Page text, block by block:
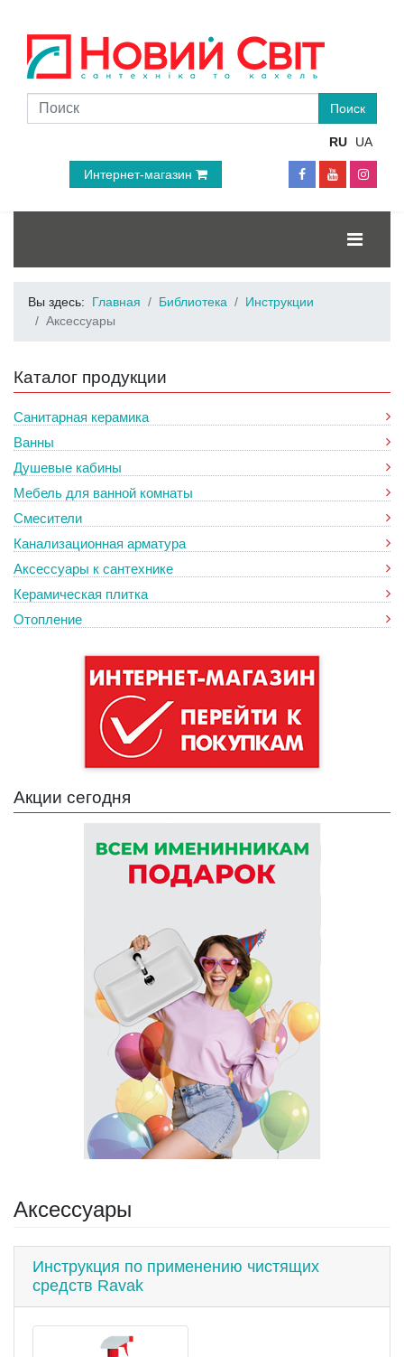
RU UA
Интернет-магазин
Вы здесь: Главная Библиотека
Инструкции
Аксессуары
Каталог продукции
Санитарная керамика
Ванны
Душевые кабины
Мебель для ванной комнаты
Смесители
Канализационная арматура
Аксессуары к сантехнике
Керамическая плитка
Отопление
Акции сегодня
Аксессуары
Инструкция по применению чистящих
средств Ravak